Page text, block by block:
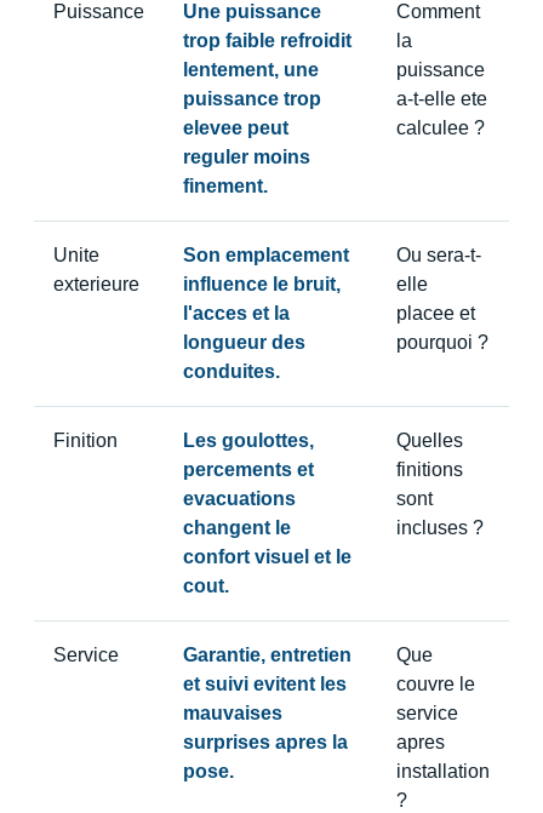
Puissance
Une puissance
trop faible refroidit
lentement, une
puissance trop
elevee peut
reguler moins
finement.
Comment
la
puissance
a-t-elle ete
calculee ?
Unite
exterieure
Son emplacement
influence le bruit,
l'acces et la
longueur des
conduites.
Ou sera-t-
elle
placee et
pourquoi ?
Finition
Les goulottes,
percements et
evacuations
changent le
confort visuel et le
cout.
Quelles
finitions
sont
incluses ?
Service
Garantie, entretien
et suivi evitent les
mauvaises
surprises apres la
pose.
Que
couvre le
service
apres
installation
?